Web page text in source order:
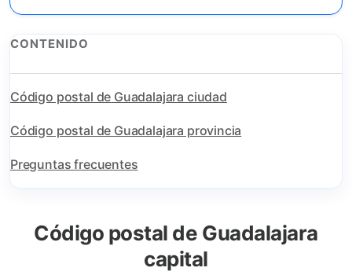
CONTENIDO
Código postal de Guadalajara ciudad
Código postal de Guadalajara provincia
Preguntas frecuentes
Código postal de Guadalajara
capital